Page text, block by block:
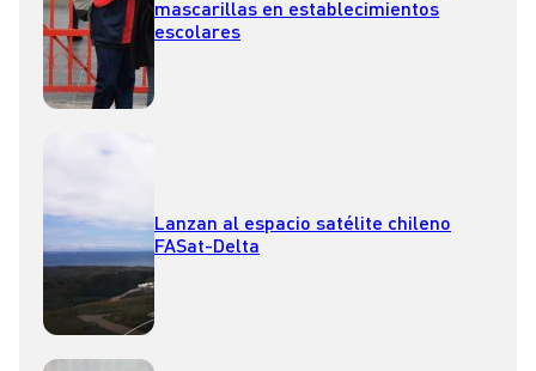
mascarillas en establecimientos
escolares
Lanzan al espacio satélite chileno
FASat-Delta